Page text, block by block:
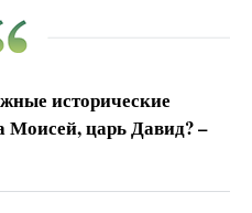
исторические
царь Давид? –